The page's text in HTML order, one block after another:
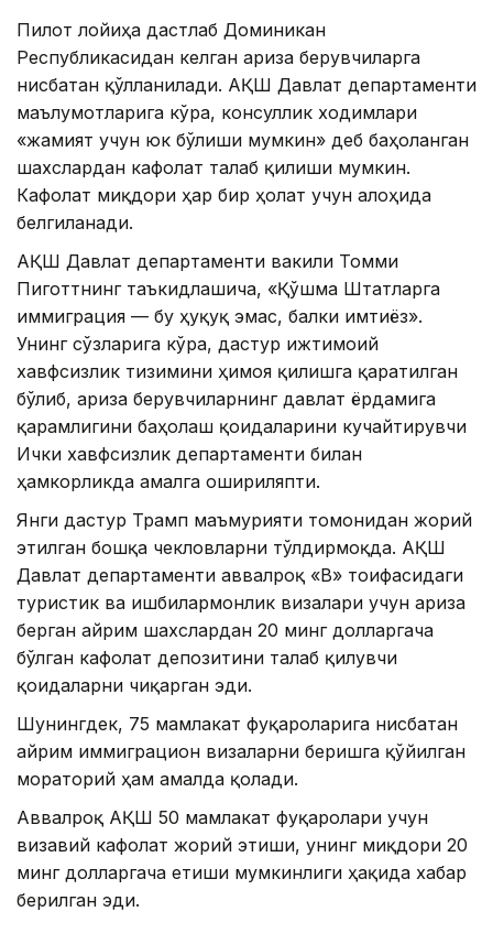
Пилот лойиҳа дастлаб Доминикан
Республикасидан келган ариза берувчиларга
нисбатан қўлланилади. АҚШ Давлат департаменти
маълумотларига кўра, консуллик ходимлари
«жамият учун юк бўлиши мумкин» деб баҳоланган
шахслардан кафолат талаб қилиши мумкин.
Кафолат миқдори ҳар бир ҳолат учун алоҳида
белгиланади.
АҚШ Давлат департаменти вакили Томми
Пиготтнинг таъкидлашича, «Қўшма Штатларга
иммиграция — бу ҳуқуқ эмас, балки имтиёз».
Унинг сўзларига кўра, дастур ижтимоий
хавфсизлик тизимини ҳимоя қилишга қаратилган
бўлиб, ариза берувчиларнинг давлат ёрдамига
қарамлигини баҳолаш қоидаларини кучайтирувчи
Ички хавфсизлик департаменти билан
ҳамкорликда амалга ошириляпти.
Янги дастур Трамп маъмурияти томонидан жорий
этилган бошқа чекловларни тўлдирмоқда. АҚШ
Давлат департаменти аввалроқ «B» тоифасидаги
туристик ва ишбилармонлик визалари учун ариза
берган айрим шахслардан 20 минг долларгача
бўлган кафолат депозитини талаб қилувчи
қоидаларни чиқарган эди.
Шунингдек, 75 мамлакат фуқароларига нисбатан
айрим иммиграцион визаларни беришга қўйилган
мораторий ҳам амалда қолади.
Аввалроқ АҚШ 50 мамлакат фуқаролари учун
визавий кафолат жорий этиши, унинг миқдори 20
минг долларгача етиши мумкинлиги ҳақида хабар
берилган эди.